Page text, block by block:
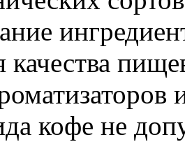
качества
кофе не